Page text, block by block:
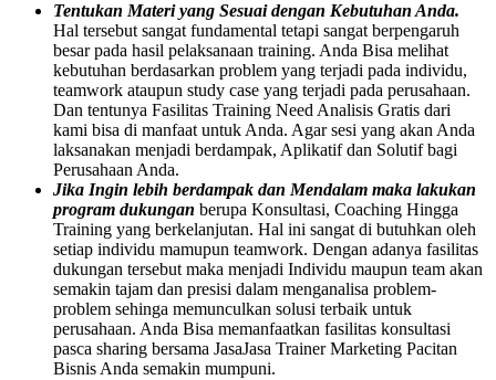
Tentukan Materi yang Sesuai dengan Kebutuhan Anda.
Hal tersebut sangat fundamental tetapi sangat berpengaruh
besar pada hasil pelaksanaan training. Anda Bisa melihat
kebutuhan berdasarkan problem yang terjadi pada individu,
teamwork ataupun study case yang terjadi pada perusahaan.
Dan tentunya Fasilitas Training Need Analisis Gratis dari
kami bisa di manfaat untuk Anda. Agar sesi yang akan Anda
laksanakan menjadi berdampak, Aplikatif dan Solutif bagi
Perusahaan Anda.
Jika Ingin lebih berdampak dan Mendalam maka lakukan
program dukungan berupa Konsultasi, Coaching Hingga
Training yang berkelanjutan. Hal ini sangat di butuhkan oleh
setiap individu mamupun teamwork. Dengan adanya fasilitas
dukungan tersebut maka menjadi Individu maupun team akan
semakin tajam dan presisi dalam menganalisa problem-
problem sehinga memunculkan solusi terbaik untuk
perusahaan. Anda Bisa memanfaatkan fasilitas konsultasi
pasca sharing bersama JasaJasa Trainer Marketing Pacitan
Bisnis Anda semakin mumpuni.